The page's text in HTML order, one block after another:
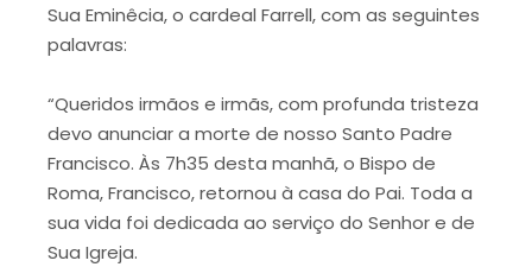
Sua Eminêcia, o cardeal Farrell, com as seguintes
palavras:
“Queridos irmãos e irmãs, com profunda tristeza
devo anunciar a morte de nosso Santo Padre
Francisco. Às 7h35 desta manhã, o Bispo de
Roma, Francisco, retornou à casa do Pai. Toda a
sua vida foi dedicada ao serviço do Senhor e de
Sua Igreja.